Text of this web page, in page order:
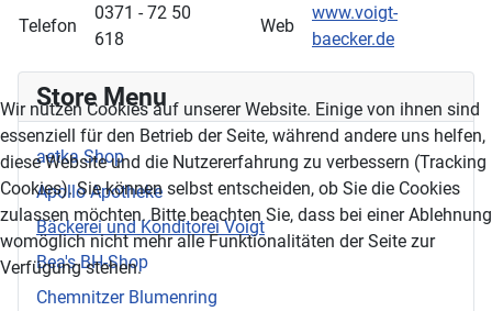
Store Menu
aetka Shop
Apollo Apotheke
Bäckerei und Konditorei Voigt
Bea's BH-Shop
Chemnitzer Blumenring
Telefon
0371 - 72 50
618
Web
www.voigt-
baecker.de
Wir nutzen Cookies auf unserer Website. Einige von ihnen sind
essenziell für den Betrieb der Seite, während andere uns helfen,
diese Website und die Nutzererfahrung zu verbessern (Tracking
Cookies). Sie können selbst entscheiden, ob Sie die Cookies
zulassen möchten. Bitte beachten Sie, dass bei einer Ablehnung
womöglich nicht mehr alle Funktionalitäten der Seite zur
Verfügung stehen.